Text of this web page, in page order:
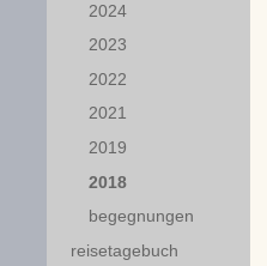
2024
2023
2022
2021
2019
2018
begegnungen
reisetagebuch